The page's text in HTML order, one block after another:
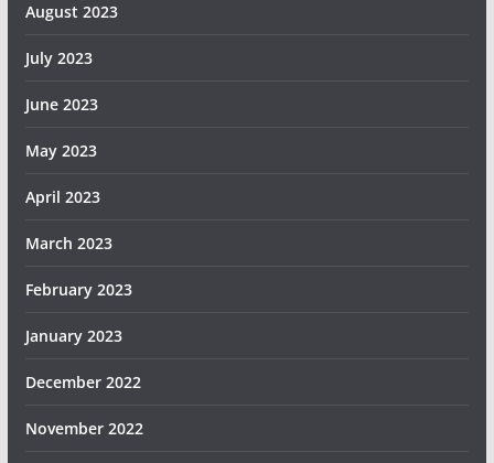
August 2023
July 2023
June 2023
May 2023
April 2023
March 2023
February 2023
January 2023
December 2022
November 2022